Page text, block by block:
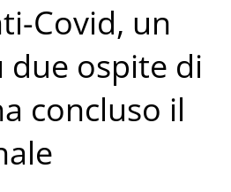
Covid, un
due ospite di
concluso il